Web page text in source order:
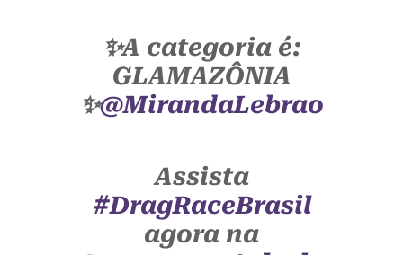
✨A categoria é:
GLAMAZÔNIA
✨@MirandaLebrao
Assista
#DragRaceBrasil
agora na